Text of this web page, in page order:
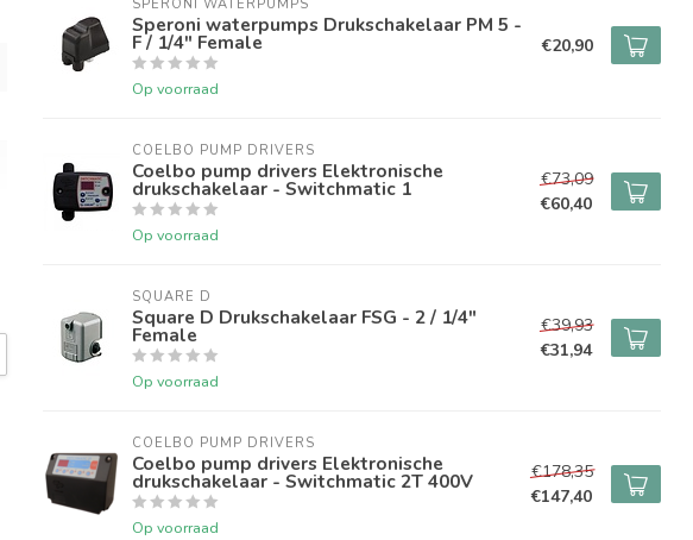
SPERONI WATERPUMPS
Speroni waterpumps Drukschakelaar PM 5 -
F / 1/4" Female
Op voorraad
€20,90
COELBO PUMP DRIVERS
Coelbo pump drivers Elektronische
drukschakelaar - Switchmatic 1
Op voorraad
€73,09
€60,40
SQUARE D
Square D Drukschakelaar FSG - 2 / 1/4"
Female
Op voorraad
€39,93
€31,94
COELBO PUMP DRIVERS
Coelbo pump drivers Elektronische
drukschakelaar - Switchmatic 2T 400V
Op voorraad
€178,35
€147,40